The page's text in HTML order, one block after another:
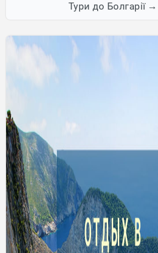
Тури до Болгарії